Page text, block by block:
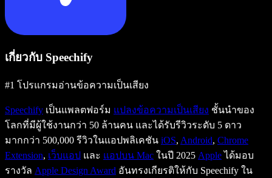
เกี่ยวกับ Speechify
#1 โปรแกรมอ่านข้อความเป็นเสียง
Speechify เป็นแพลตฟอร์ม แปลงข้อความเป็นเสียง ชั้นนำของ
โลกที่มีผู้ใช้งานกว่า 50 ล้านคน และได้รับรีวิวระดับ 5 ดาว
มากกว่า 500,000 รีวิวในแอปพลิเคชัน iOS, Android, Chrome
Extension, เว็บแอป และ แอปบน Mac ในปี 2025 Appleได้มอบ
รางวัล Apple Design Award อันทรงเกียรติให้กับ Speechify ใน